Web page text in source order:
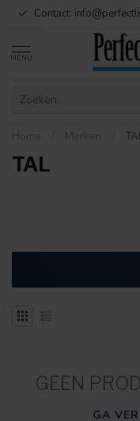
Contact:
MENU
Home Merken
TAL
GEEN
GA